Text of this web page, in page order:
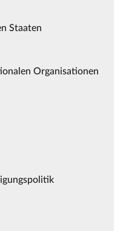
Staaten
Organisationen